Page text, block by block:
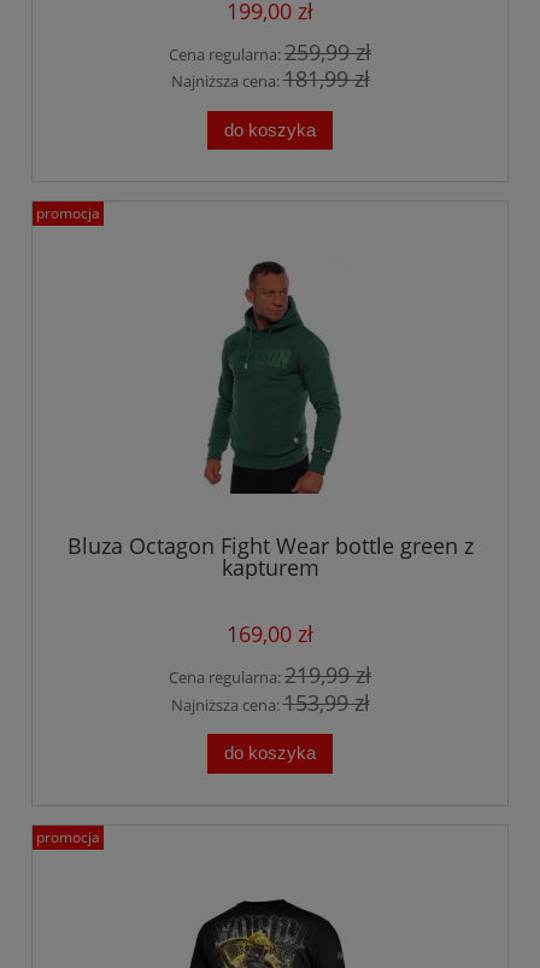
199,00 zł
Cena regularna:259,99 zł
Najniższa cena:181,99 zł
do koszyka
Bluza Octagon Fight Wear bottle green z
kapturem
169,00 zł
Cena regularna:219,99 zł
Najniższa cena:153,99 zł
do koszyka
promocja
promocja